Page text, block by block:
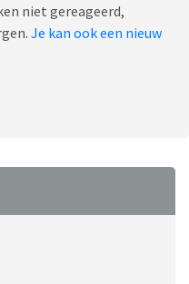
niet gereageerd,
Je kan ook een nieuw